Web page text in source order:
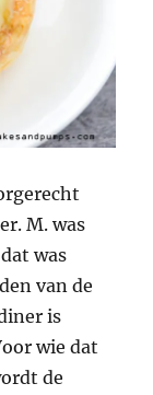
M. was
was
van de
is
wie dat
de